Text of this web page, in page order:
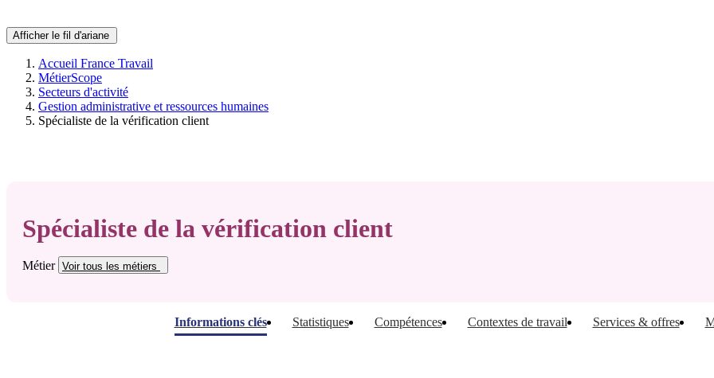
Afficher le fil d'ariane
Accueil France Travail
MétierScope
Secteurs d'activité
Gestion administrative et ressources humaines
Spécialiste de la vérification client
Spécialiste de la vérification client
Métier Voir tous les métiers
Informations clés Statistiques Compétences Contextes de travail Services & offres